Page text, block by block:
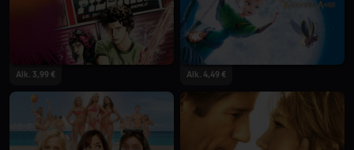
Alk. 3,99 € Alk. 4,49 €